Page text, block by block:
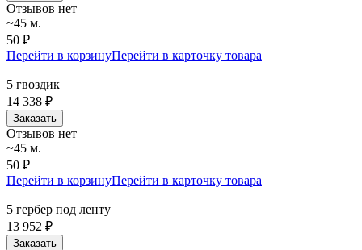
Отзывов нет
~45 м.
50 ₽
Перейти в корзинуПерейти в карточку товара
5 гвоздик
14 338 ₽
Заказать
Отзывов нет
~45 м.
50 ₽
Перейти в корзинуПерейти в карточку товара
5 гербер под ленту
13 952 ₽
Заказать